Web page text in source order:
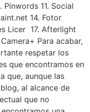
11. Social
14. Fotor
Licer 17. Afterlight
Para acabar,
respetar los
que encontramos en
que, aunque las
al alcance de
que no